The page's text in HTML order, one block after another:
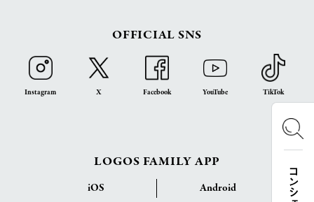
OFFICIAL SNS
Instagram X Facebook YouTube TikTok
LOGOS FAMILY APP
iOS Android